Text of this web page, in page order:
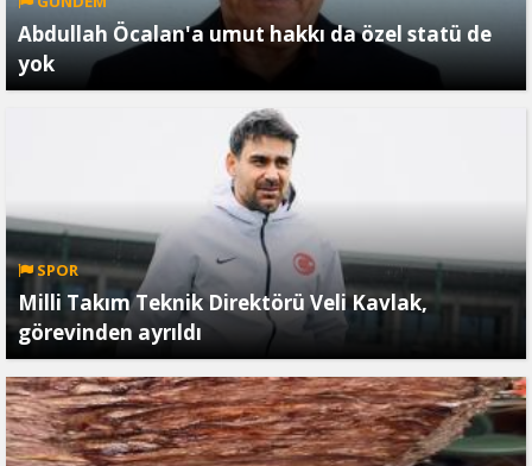
Abdullah Öcalan'a umut hakkı da özel statü de
yok
SPOR
Milli Takım Teknik Direktörü Veli Kavlak,
görevinden ayrıldı